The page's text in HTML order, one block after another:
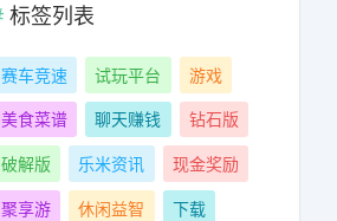
标签列表
赛车竞速 试玩平台
游戏
美食菜谱
聊天赚钱
钻石版
破解版
乐米资讯
现金奖励
聚享游
休闲益智
下载